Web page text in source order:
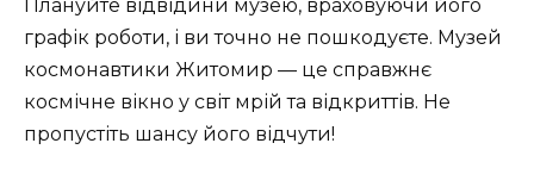
Плануйте відвідини музею, враховуючи його
графік роботи, і ви точно не пошкодуєте. Музей
космонавтики Житомир — це справжнє
космічне вікно у світ мрій та відкриттів. Не
пропустіть шансу його відчути!